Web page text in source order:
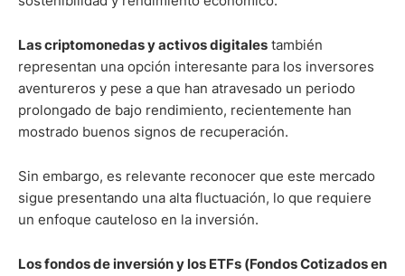
Las criptomonedas y activos digitales también
representan una opción interesante para los inversores
aventureros y pese a que han atravesado un periodo
prolongado de bajo rendimiento, recientemente han
mostrado buenos signos de recuperación.
Sin embargo, es relevante reconocer que este mercado
sigue presentando una alta fluctuación, lo que requiere
un enfoque cauteloso en la inversión.
Los fondos de inversión y los ETFs (Fondos Cotizados en